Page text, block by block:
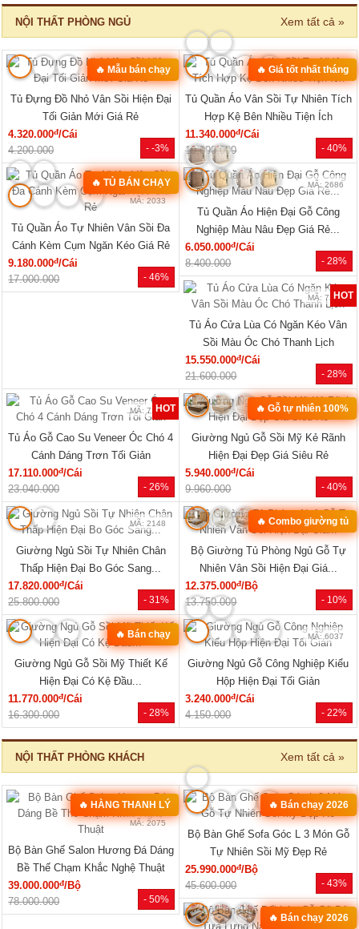
NỘI THẤT PHÒNG NGỦ Xem tất cả »
- -3%
🔥 Mẫu bán chạy
MÃ: 2168
Tủ Đựng Đồ Nhỏ Vân Sồi Hiện Đại
Tối Giản Mới Giá Rẻ
4.320.000đ/Cái
4.200.000
- 40%
🔥 Giá tốt nhất tháng
MÃ: 2137
Tủ Quần Áo Vân Sồi Tự Nhiên Tích
Hợp Kệ Bên Nhiều Tiện Ích
11.340.000đ/Cái
19.000.000
- 46%
🔥 TỦ BÁN CHẠY
MÃ: 2033
Tủ Quần Áo Tự Nhiên Vân Sồi Đa
Cánh Kèm Cụm Ngăn Kéo Giá Rẻ
9.180.000đ/Cái
17.000.000
- 28%
MÃ: 2686
Tủ Quần Áo Hiện Đại Gỗ Công
Nghiệp Màu Nâu Đẹp Giá Rẻ...
6.050.000đ/Cái
8.400.000
- 28%
HOT
MÃ: 7288
Tủ Áo Cửa Lùa Có Ngăn Kéo Vân
Sồi Màu Óc Chó Thanh Lịch
15.550.000đ/Cái
21.600.000
- 26%
HOT
MÃ: 7285
Tủ Áo Gỗ Cao Su Veneer Óc Chó 4
Cánh Dáng Trơn Tối Giản
17.110.000đ/Cái
23.040.000
- 40%
🔥 Gỗ tự nhiên 100%
MÃ: 2079
Giường Ngủ Gỗ Sồi Mỹ Kẻ Rãnh
Hiện Đại Đẹp Giá Siêu Rẻ
5.940.000đ/Cái
9.960.000
- 31%
MÃ: 2148
Giường Ngủ Sồi Tự Nhiên Chân
Thấp Hiện Đại Bo Góc Sang...
17.820.000đ/Cái
25.800.000
- 10%
🔥 Combo giường tủ
MÃ: 2034
Bộ Giường Tủ Phòng Ngủ Gỗ Tự
Nhiên Vân Sồi Hiện Đại Giá...
12.375.000đ/Bộ
13.750.000
- 28%
🔥 Bán chạy
MÃ: 7723
Giường Ngủ Gỗ Sồi Mỹ Thiết Kế
Hiện Đại Có Kệ Đầu...
11.770.000đ/Cái
16.300.000
- 22%
MÃ: 6037
Giường Ngủ Gỗ Công Nghiệp Kiểu
Hộp Hiện Đại Tối Giản
3.240.000đ/Cái
4.150.000
NỘI THẤT PHÒNG KHÁCH Xem tất cả »
- 50%
🔥 HÀNG THANH LÝ
MÃ: 2075
Bộ Bàn Ghế Salon Hương Đá Dáng
Bề Thế Chạm Khắc Nghệ Thuật
39.000.000đ/Bộ
78.000.000
- 43%
🔥 Bán chạy 2026
MÃ: 2582
Bộ Bàn Ghế Sofa Góc L 3 Món Gỗ
Tự Nhiên Sồi Mỹ Đẹp Rẻ
25.990.000đ/Bộ
45.600.000
🔥 Bán chạy 2026
MÃ: 3431